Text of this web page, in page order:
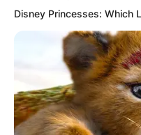
Disney Princesses: Which